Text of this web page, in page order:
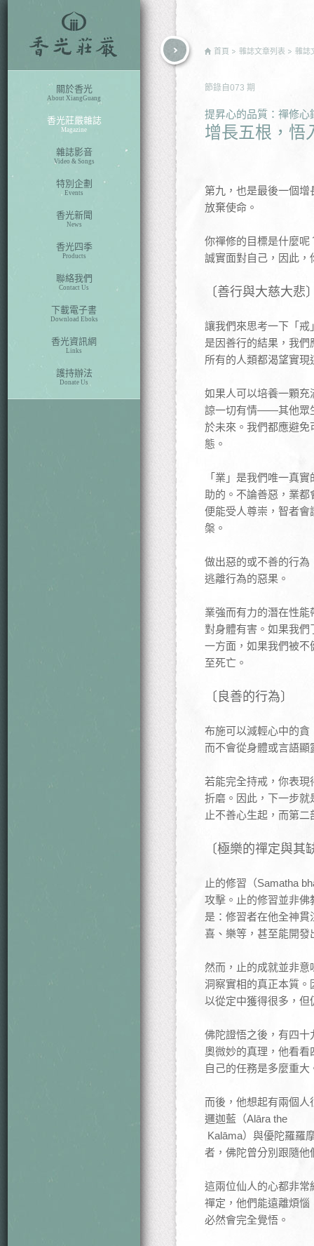
關於香光
About XiangGuang
香光莊嚴雜誌
Magazine
雜誌影音
Video & Songs
特別企劃
Events
香光新聞
News
香光四季
Products
聯絡我們
Contact Us
下載電子書
Download Eboks
香光資訊網
Links
護持辦法
Donate Us
首頁 雜誌文章列表 雜誌
節錄自 073 期
提昇心的品質：禪修心
增長五根，悟
第九，也是最後一個
放棄使命。
你禪修的目標是什麼
誠實面對自己，因此
〔善行與大慈大悲
讓我們來思考一下「
是因善行的結果，我
所有的人類都渴望實
如果人可以培養一顆
諒一切有情——其他眾
於未來。我們都應避
態。
「業」是我們唯一真
助的。不論善惡，業
便能受人尊崇，智者
槃。
做出惡的或不善的行
逃離行為的惡果。
業強而有力的潛在性
對身體有害。如果我
一方面，如果我們被
至死亡。
〔良善的行為〕
布施可以減輕心中的
而不會從身體或言語顯
若能完全持戒，你表
折磨。因此，下一步就
止不善心生起，而第
〔極樂的禪定與其
止的修習（Samatha
攻擊。止的修習並非
是：修習者在他全神
喜、樂等，甚至能開發
然而，止的成就並非
洞察實相的真正本質
以從定中獲得很多，但
佛陀證悟之後，有四
奧微妙的真理，他看
自己的任務是多麼重大
而後，他想起有兩個
邏迦藍（Alāra the
Kalāma）與優陀羅羅
者，佛陀曾分別跟隨
這兩位仙人的心都非常
禪定，他們能遠離煩
必然會完全覺悟。